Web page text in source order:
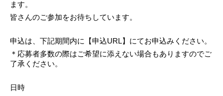
ます。
皆さんのご参加をお待ちしています。
申込は、下記期間内に【申込URL】にてお申込みください。
＊応募者多数の際はご希望に添えない場合もありますのでご
了承ください。
日時